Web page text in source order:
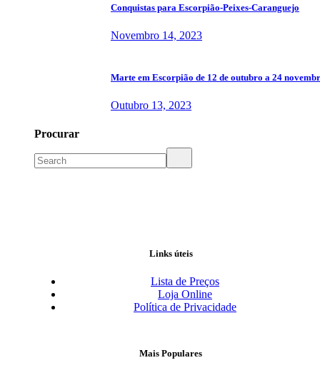
Conquistas para Escorpião-Peixes-Caranguejo
Novembro 14, 2023
Marte em Escorpião de 12 de outubro a 24
Outubro 13, 2023
Procurar
Links úteis
Lista de Preços
Loja Online
Política de Privacidade
Mais Populares